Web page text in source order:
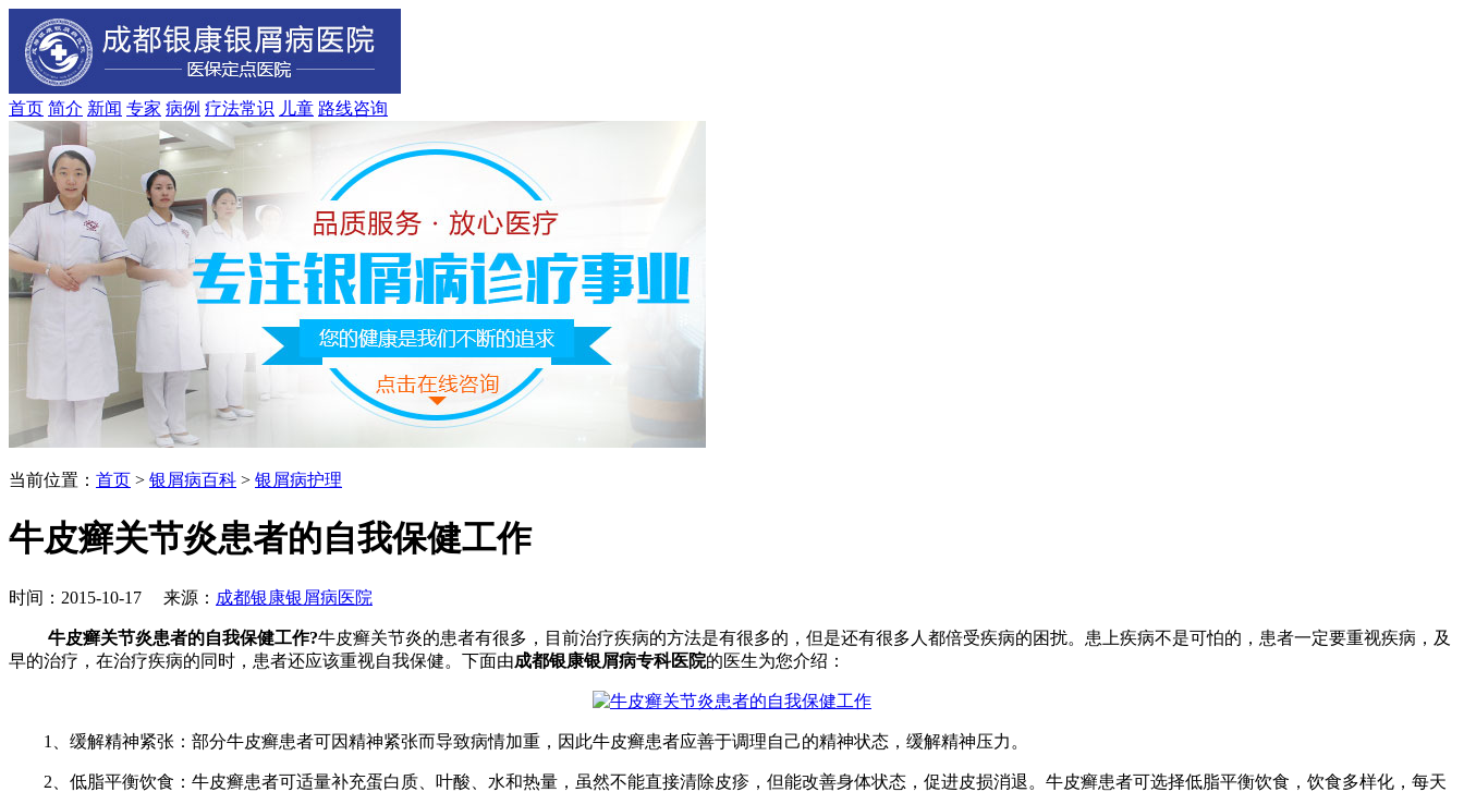
首页 简介 新闻 专家 病例 疗法常识 儿童 路线咨询
当前位置： 首页 > 银屑病百科 > 银屑病护理
牛皮癣关节炎患者的自我保健工作
时间：2015-10-17 来源： 成都银康银屑病医院
牛皮癣关节炎患者的自我保健工作?牛皮癣关节炎的患者有很多，目前治疗疾病的方法是有很多的，但是还有很多人都倍受疾病的困扰。患上疾病不是可怕的，患者一定要重视疾病，及
早的治疗，在治疗疾病的同时，患者还应该重视自我保健。下面由成都银康银屑病专科医院的医生为您介绍：
1、缓解精神紧张：部分牛皮癣患者可因精神紧张而导致病情加重，因此牛皮癣患者应善于调理自己的精神状态，缓解精神压力。
2、低脂平衡饮食：牛皮癣患者可适量补充蛋白质、叶酸、水和热量，虽然不能直接清除皮疹，但能改善身体状态，促进皮损消退。牛皮癣患者可选择低脂平衡饮食，饮食多样化，每天